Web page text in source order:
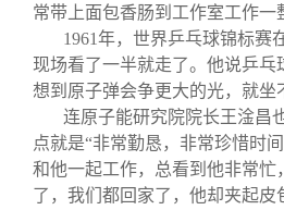
常带上面包香肠到工作室工作一
1961年，世界乒乓球锦标赛
现场看了一半就走了。他说乒乓
想到原子弹会争更大的光，就坐
连原子能研究院院长王淦昌
点就是“非常勤恳，非常珍惜时
和他一起工作，总看到他非常忙
了，我们都回家了，他却夹起皮